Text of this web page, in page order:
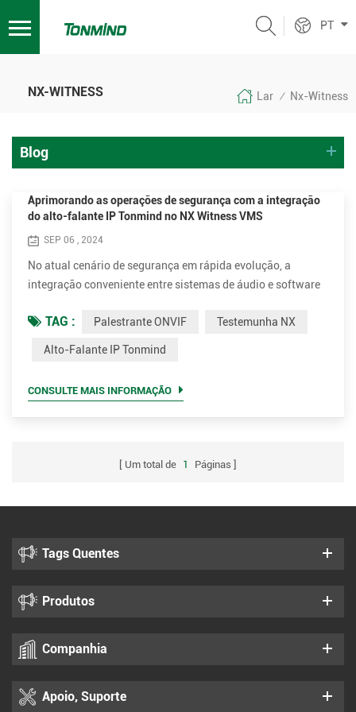
PT
NX-WITNESS Lar / Nx-Witness
Blog
Aprimorando as operações de segurança com a integração
do alto-falante IP Tonmind no NX Witness VMS
SEP 06 , 2024
No atual cenário de segurança em rápida evolução, a
integração conveniente entre sistemas de áudio e software
eficientes e melhor consciência situacional. Tonmind IP
Speaker, em conjunto com NXï¼Network Optixï¼Witness
também fornece recursos ...
TAG : Palestrante ONVIF Testemunha NX
Alto-Falante IP Tonmind
CONSULTE MAIS INFORMAÇÃO
Um total de 1 Páginas
Tags Quentes
Produtos
Companhia
Apoio, Suporte